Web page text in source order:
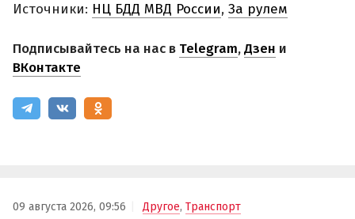
Источники: НЦ БДД МВД России, За рулем
Подписывайтесь на нас в Telegram,Дзен и
ВКонтакте
09 августа 2026, 09:56 Другое, Транспорт